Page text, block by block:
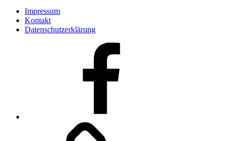
Impressum
Kontakt
Datenschutzerklärung